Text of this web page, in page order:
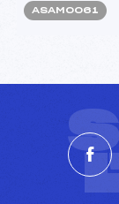
ASAM0061